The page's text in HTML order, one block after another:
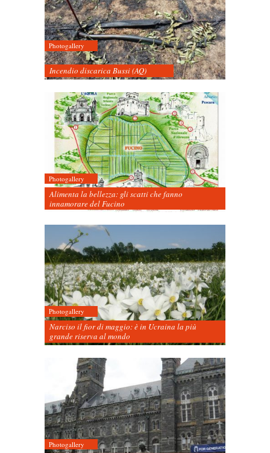
Photogallery
Incendio discarica Bussi (AQ)
Photogallery
Alimenta la bellezza: gli scatti che fanno
innamorare del Fucino
Photogallery
Narciso il fior di maggio: è in Ucraina la più
grande riserva al mondo
Photogallery